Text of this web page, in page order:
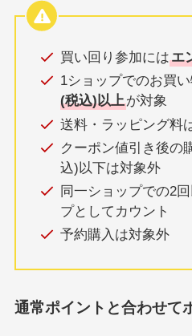
買い回り参加にはエ
1ショップでのお買
(税込)以上が対象
送料・ラッピング料
クーポン値引き後の
込)以下は対象外
同一ショップでの2
プとしてカウント
予約購入は対象外
通常ポイントと合わせて